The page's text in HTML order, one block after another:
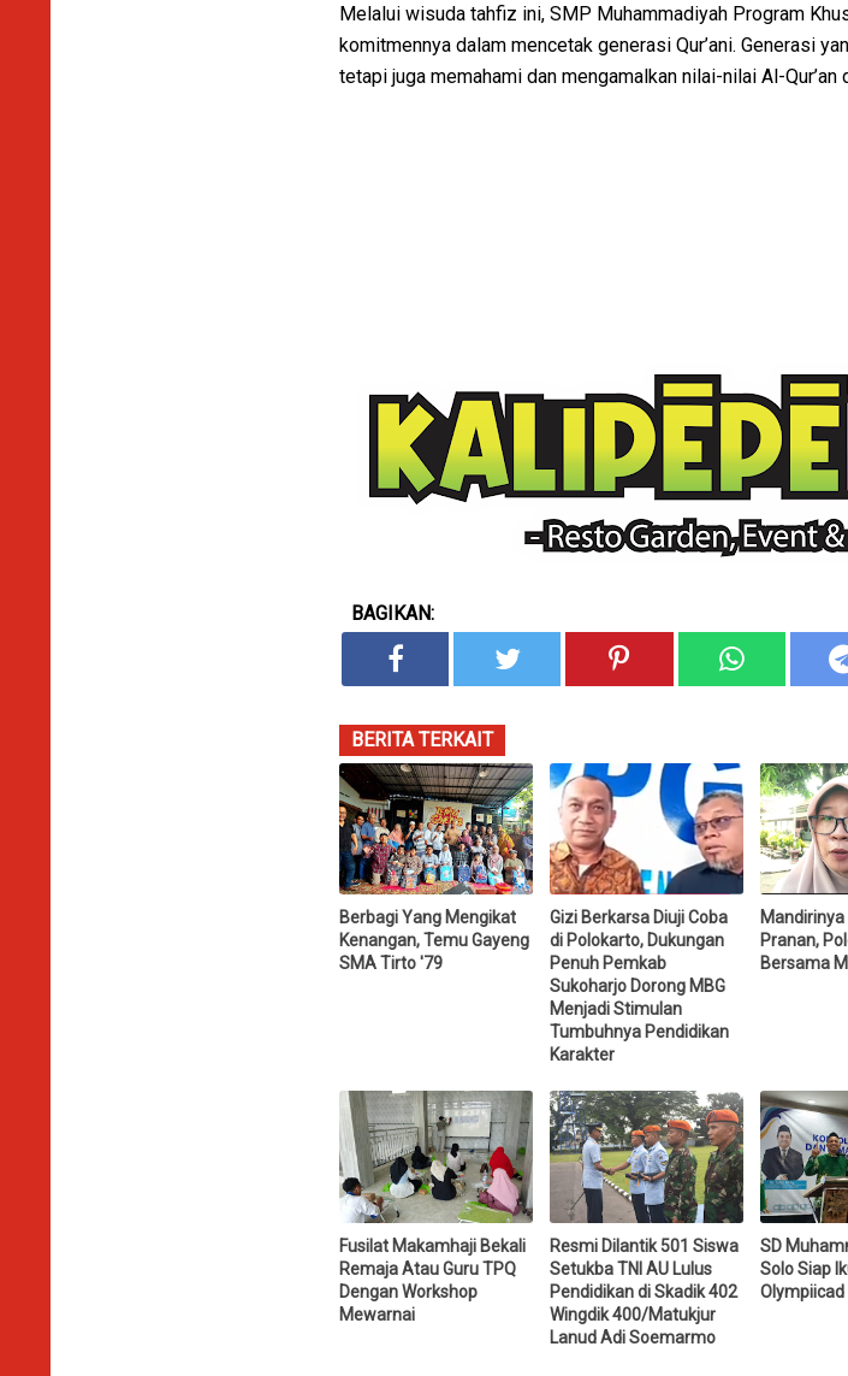
Melalui wisuda tahfiz ini, SMP Muhammadiyah Program
komitmennya dalam mencetak generasi Qur’ani. Generasi
tetapi juga memahami dan mengamalkan nilai-nilai Al-
BAGIKAN:
BERITA TERKAIT
Berbagi Yang Mengikat
Kenangan, Temu Gayeng
SMA Tirto '79
Gizi Berkarsa Diuji Coba
di Polokarto, Dukungan
Penuh Pemkab
Sukoharjo Dorong MBG
Menjadi Stimulan
Tumbuhnya Pendidikan
Karakter
Mandirinya
Pranan,
Bersama
Fusilat Makamhaji Bekali
Remaja Atau Guru TPQ
Dengan Workshop
Mewarnai
Resmi Dilantik 501 Siswa
Setukba TNI AU Lulus
Pendidikan di Skadik 402
Wingdik 400/Matukjur
Lanud Adi Soemarmo
SD
Solo Siap
Olympiicad